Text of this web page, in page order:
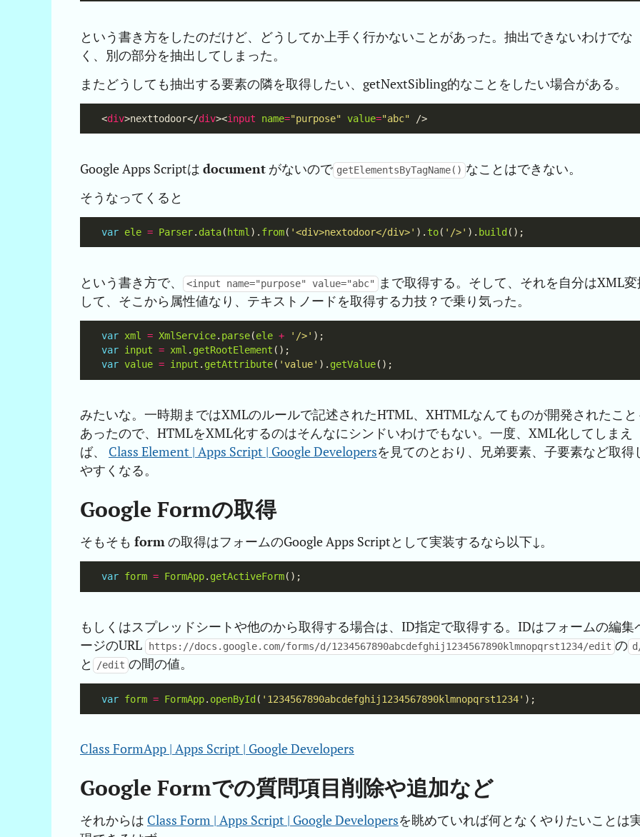
という書き方をしたのだけど、どうしてか上手く行かないことがあった。抽出できないわけでな
く、別の部分を抽出してしまった。
またどうしても抽出する要素の隣を取得したい、getNextSibling的なことをしたい場合がある。
<div>nexttodoor</div><input name="purpose" value="abc"
Google Apps Scriptは document がないので getElementsByTagName() なことはできない。
そうなってくると
var ele = Parser. data( html ). from( '<div>nextodoor</div>' ). to( '/>' ). build
という書き方で、 <input name="purpose" value="abc"
まで取得する。そして、それを自分はXML
して、そこから属性値なり、テキストノードを取得する力技？で乗り気った。
var xml = XmlService. parse(ele + '/>'
var input = xml . getRootElement
var value = input . getAttribute( 'value' ). getValue
みたいな。一時期まではXMLのルールで記述されたHTML、XHTMLなんてものが開発されたこと
あったので、HTMLをXML化するのはそんなにシンドいわけでもない。一度、XML化してしまえ
ば、 Class Element | Apps Script | Google Developersを見てのとおり、兄弟要素、子要素など取得
やすくなる。
Google Formの取得
そもそも formの取得はフォームのGoogle Apps Scriptとして実装するなら以下↓。
var form = FormApp. getActiveForm
もしくはスプレッドシートや他のから取得する場合は、ID指定で取得する。IDはフォームの編集
ージのURL
https://docs.google.com/forms/d/1234567890abcdefghij1234567890klmnopqrst1234/edit の
と /edit の間の値。
var form = FormApp. openById( '1234567890abcdefghij1234567890klmnopqrst1234'
Class FormApp | Apps Script | Google Developers
Google Formでの質問項目削除や追加など
それからは Class Form | Apps Script | Google Developersを眺めていれば何となくやりたいことは